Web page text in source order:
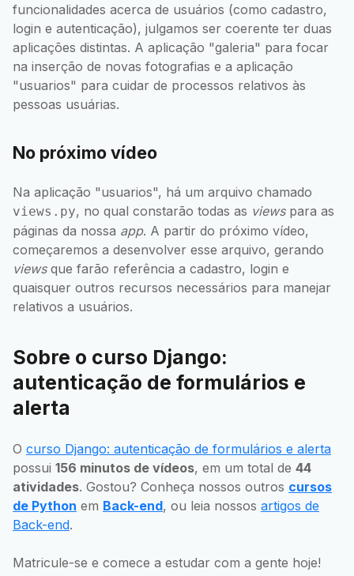
funcionalidades acerca de usuários (como cadastro,
login e autenticação), julgamos ser coerente ter duas
aplicações distintas. A aplicação "galeria" para focar
na inserção de novas fotografias e a aplicação
"usuarios" para cuidar de processos relativos às
pessoas usuárias.
No próximo vídeo
Na aplicação "usuarios", há um arquivo chamado
views.py, no qual constarão todas as viewspara as
páginas da nossa app. A partir do próximo vídeo,
começaremos a desenvolver esse arquivo, gerando
viewsque farão referência a cadastro, login e
quaisquer outros recursos necessários para manejar
relativos a usuários.
Sobre o curso Django:
autenticação de formulários e
alerta
O curso Django: autenticação de formulários e alerta
possui 156 minutos de vídeos, em um total de 44
atividades. Gostou? Conheça nossos outros cursos
de Python em Back-end, ou leia nossos artigos de
Back-end.
Matricule-se e comece a estudar com a gente hoje!